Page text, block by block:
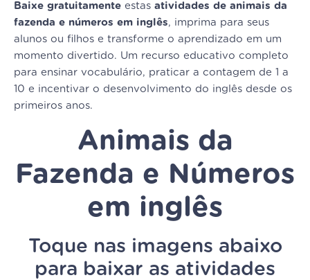
Baixe gratuitamente estas atividades de animais da
fazenda e números em inglês, imprima para seus
alunos ou filhos e transforme o aprendizado em um
momento divertido. Um recurso educativo completo
para ensinar vocabulário, praticar a contagem de 1 a
10 e incentivar o desenvolvimento do inglês desde os
primeiros anos.
Animais da
Fazenda e Números
em inglês
Toque nas imagens abaixo
para baixar as atividades